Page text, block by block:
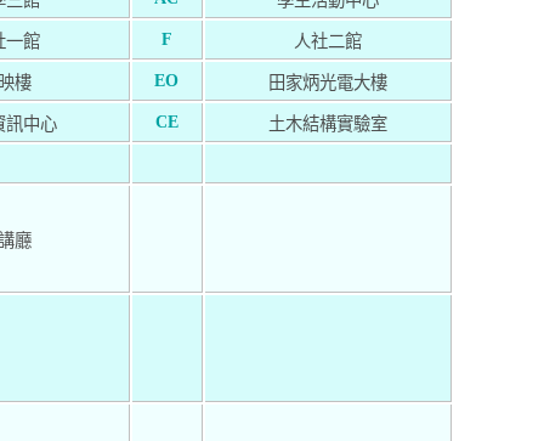
一館 F 人社二館
樓 EO 田家炳光電大樓
訊中心 CE 土木結構實驗室
廳